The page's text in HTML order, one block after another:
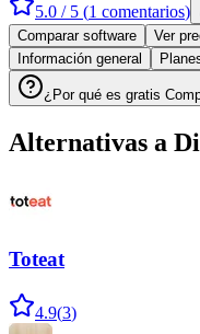
5.0 / 5 (1 comentarios)
Comparar software
Ver
Información general
¿Por qué es gratis
Alternativas a
Toteat
4.9(3)